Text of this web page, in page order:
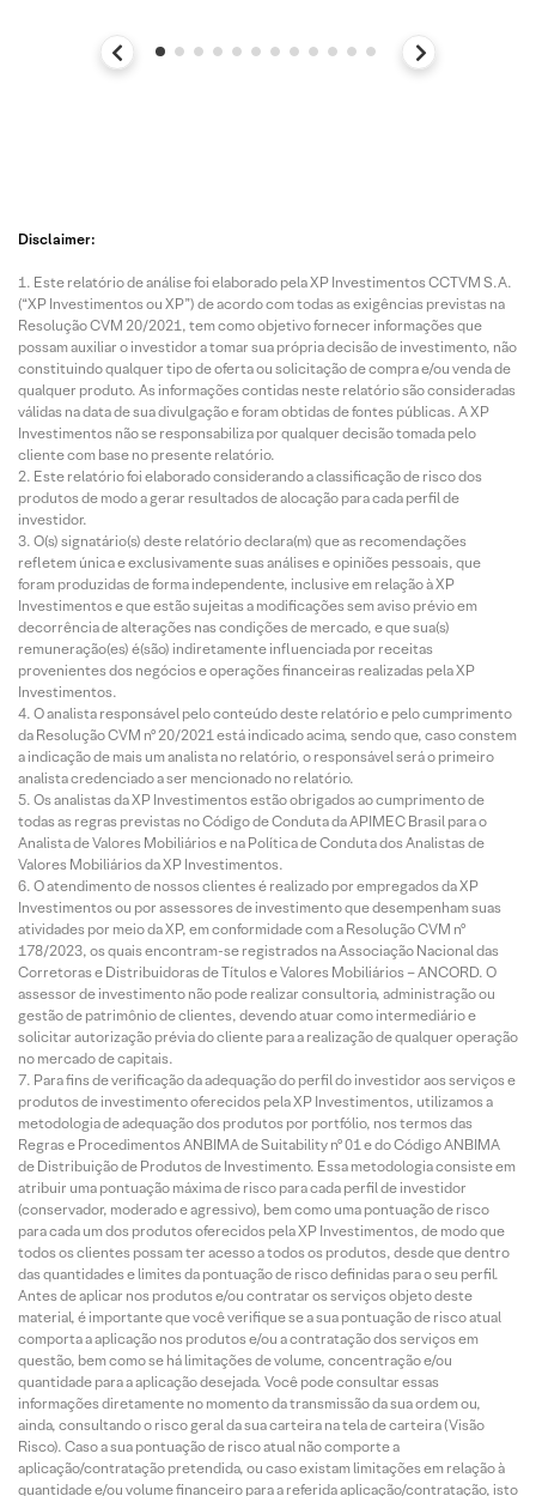
Disclaimer:
Este relatório de análise foi elaborado pela XP Investimentos CCTVM S.A.
(“XP Investimentos ou XP”) de acordo com todas as exigências previstas na
Resolução CVM 20/2021, tem como objetivo fornecer informações que
possam auxiliar o investidor a tomar sua própria decisão de investimento, não
constituindo qualquer tipo de oferta ou solicitação de compra e/ou venda de
qualquer produto. As informações contidas neste relatório são consideradas
válidas na data de sua divulgação e foram obtidas de fontes públicas. A XP
Investimentos não se responsabiliza por qualquer decisão tomada pelo
cliente com base no presente relatório.
Este relatório foi elaborado considerando a classificação de risco dos
produtos de modo a gerar resultados de alocação para cada perfil de
investidor.
O(s) signatário(s) deste relatório declara(m) que as recomendações
refletem única e exclusivamente suas análises e opiniões pessoais, que
foram produzidas de forma independente, inclusive em relação à XP
Investimentos e que estão sujeitas a modificações sem aviso prévio em
decorrência de alterações nas condições de mercado, e que sua(s)
remuneração(es) é(são) indiretamente influenciada por receitas
provenientes dos negócios e operações financeiras realizadas pela XP
Investimentos.
O analista responsável pelo conteúdo deste relatório e pelo cumprimento
da Resolução CVM nº 20/2021 está indicado acima, sendo que, caso constem
a indicação de mais um analista no relatório, o responsável será o primeiro
analista credenciado a ser mencionado no relatório.
Os analistas da XP Investimentos estão obrigados ao cumprimento de
todas as regras previstas no Código de Conduta da APIMEC Brasil para o
Analista de Valores Mobiliários e na Política de Conduta dos Analistas de
Valores Mobiliários da XP Investimentos.
O atendimento de nossos clientes é realizado por empregados da XP
Investimentos ou por assessores de investimento que desempenham suas
atividades por meio da XP, em conformidade com a Resolução CVM nº
178/2023, os quais encontram-se registrados na Associação Nacional das
Corretoras e Distribuidoras de Títulos e Valores Mobiliários – ANCORD. O
assessor de investimento não pode realizar consultoria, administração ou
gestão de patrimônio de clientes, devendo atuar como intermediário e
solicitar autorização prévia do cliente para a realização de qualquer operação
no mercado de capitais.
Para fins de verificação da adequação do perfil do investidor aos serviços e
produtos de investimento oferecidos pela XP Investimentos, utilizamos a
metodologia de adequação dos produtos por portfólio, nos termos das
Regras e Procedimentos ANBIMA de Suitability nº 01 e do Código ANBIMA
de Distribuição de Produtos de Investimento. Essa metodologia consiste em
atribuir uma pontuação máxima de risco para cada perfil de investidor
(conservador, moderado e agressivo), bem como uma pontuação de risco
para cada um dos produtos oferecidos pela XP Investimentos, de modo que
todos os clientes possam ter acesso a todos os produtos, desde que dentro
das quantidades e limites da pontuação de risco definidas para o seu perfil.
Antes de aplicar nos produtos e/ou contratar os serviços objeto deste
material, é importante que você verifique se a sua pontuação de risco atual
comporta a aplicação nos produtos e/ou a contratação dos serviços em
questão, bem como se há limitações de volume, concentração e/ou
quantidade para a aplicação desejada. Você pode consultar essas
informações diretamente no momento da transmissão da sua ordem ou,
ainda, consultando o risco geral da sua carteira na tela de carteira (Visão
Risco). Caso a sua pontuação de risco atual não comporte a
aplicação/contratação pretendida, ou caso existam limitações em relação à
quantidade e/ou volume financeiro para a referida aplicação/contratação, isto